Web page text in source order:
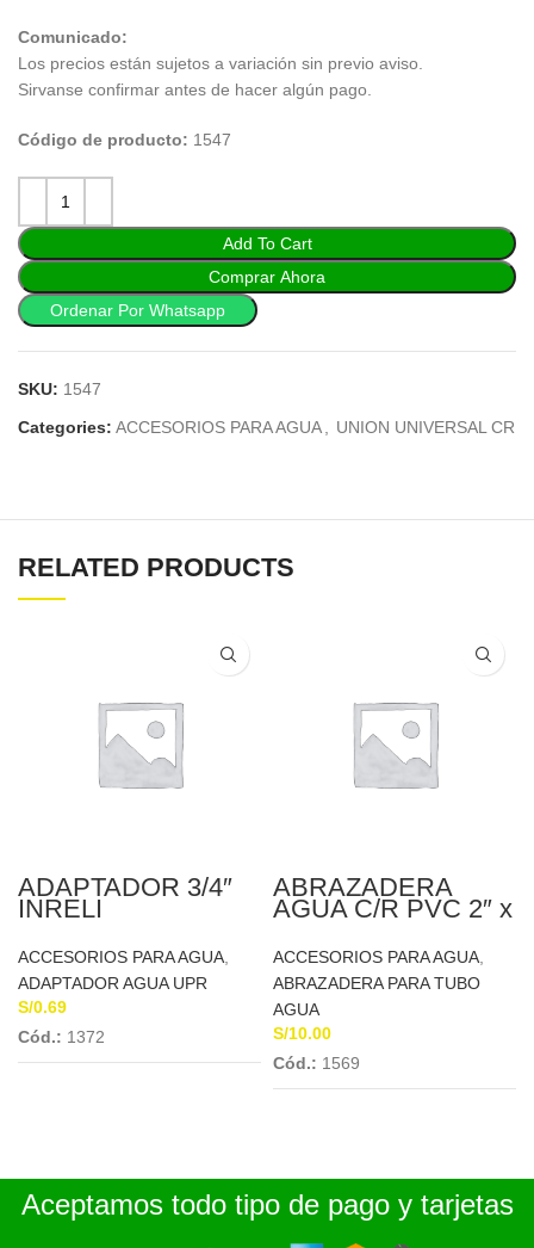
Comunicado:
Los precios están sujetos a variación sin previo aviso.
Sirvanse confirmar antes de hacer algún pago.
Código de producto: 1547
Add To Cart
Comprar Ahora
Ordenar Por Whatsapp
SKU: 1547
Categories: ACCESORIOS PARA AGUA UNION UNIVERSAL CR
RELATED PRODUCTS
ADAPTADOR 3/4″
INRELI
ACCESORIOS PARA AGUA
ADAPTADOR AGUA UPR
S/0.69
Cód.: 1372
ABRAZADERA
AGUA C/R PVC 2″ x
ACCESORIOS PARA AGUA
ABRAZADERA PARA TUBO
AGUA
S/10.00
Cód.: 1569
Aceptamos todo tipo de pago y tarjetas